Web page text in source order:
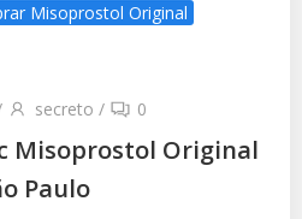
Misoprostol Original
secreto / 0
Misoprostol Original
Paulo